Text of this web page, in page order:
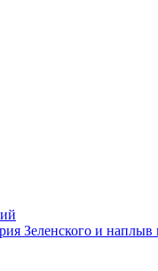
Зеленского и наплыв